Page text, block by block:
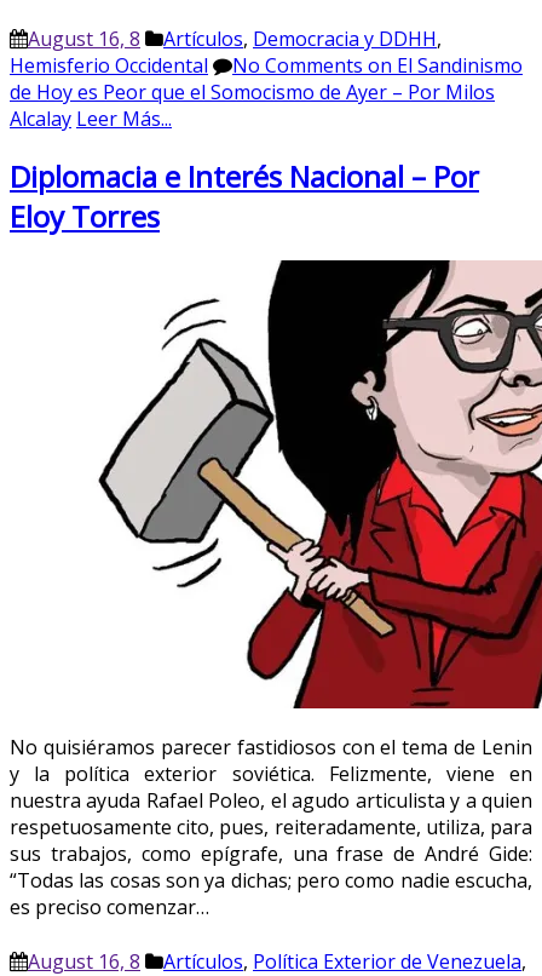
August 16, 8 Artículos, Democracia y DDHH,
Hemisferio Occidental
No Comments on El Sandinismo
de Hoy es Peor que el Somocismo de Ayer – Por Milos
Alcalay Leer Más...
Diplomacia e Interés Nacional – Por
Eloy Torres
No quisiéramos parecer fastidiosos con el tema de Lenin
y la política exterior soviética. Felizmente, viene en
nuestra ayuda Rafael Poleo, el agudo articulista y a quien
respetuosamente cito, pues, reiteradamente, utiliza, para
sus trabajos, como epígrafe, una frase de André Gide:
“Todas las cosas son ya dichas; pero como nadie escucha,
es preciso comenzar…
August 16, 8 Artículos, Política Exterior de Venezuela,